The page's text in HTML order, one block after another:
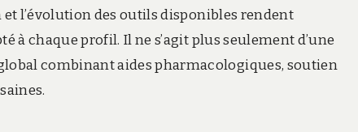
l’évolution des outils disponibles rendent
à chaque profil. Il ne s’agit plus seulement d’une
combinant aides pharmacologiques, soutien